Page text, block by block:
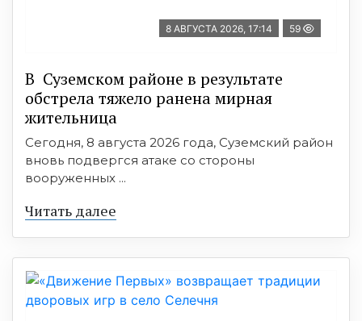
8 АВГУСТА 2026, 17:14 59
В Суземском районе в результате
обстрела тяжело ранена мирная
жительница
Сегодня, 8 августа 2026 года, Суземский район
вновь подвергся атаке со стороны
вооруженных ...
Читать далее